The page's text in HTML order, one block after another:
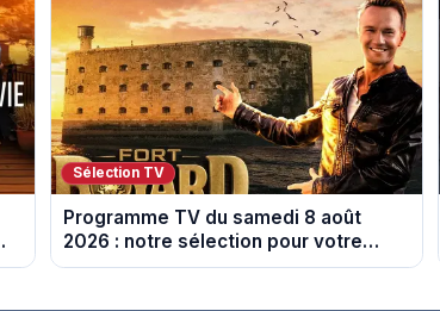
Sélection TV
Programme TV du samedi 8 août
2026 : notre sélection pour votre
soirée télé